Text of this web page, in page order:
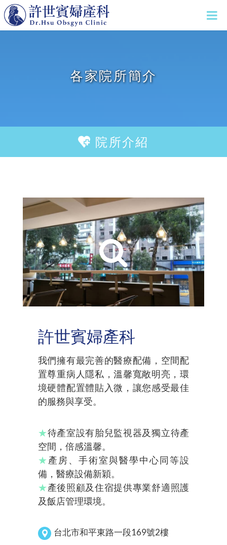
各家院所簡介
院所介紹
許世賓婦產科
我們擁有最完善的醫療配備，空間配
置尊重病人隱私，溫馨寬敞明亮，環
境硬體配置體貼入微，讓您感受最佳
的服務與享受。
★待產室設有胎兒監視器及獨立待產
空間，倍感溫馨。
★產房、手術室與醫學中心同等設
備，醫療設備新穎。
★產後照顧及住宿提供專業舒適照護
及飯店管理環境。
台北市和平東路一段169號2樓